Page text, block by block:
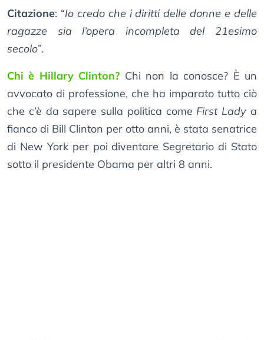
Citazione: “Io credo che i diritti delle donne e delle
ragazze sia l’opera incompleta del 21esimo
secolo”.
Chi è Hillary Clinton? Chi non la conosce? È un
avvocato di professione, che ha imparato tutto ciò
che c’è da sapere sulla politica come First Lady a
fianco di Bill Clinton per otto anni, è stata senatrice
di New York per poi diventare Segretario di Stato
sotto il presidente Obama per altri 8 anni.